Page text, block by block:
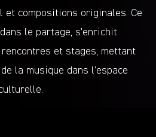
compositions originales. Ce
le partage, s’enrichit
et stages, mettant
la musique dans l’espace